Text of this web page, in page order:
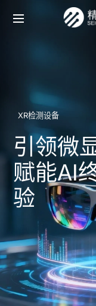
XR检测设备
引领微
赋能AI
验